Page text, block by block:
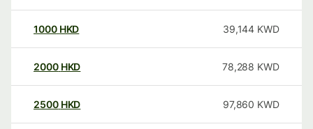
1000 HKD 39,144 KWD
2000 HKD 78,288 KWD
2500 HKD 97,860 KWD